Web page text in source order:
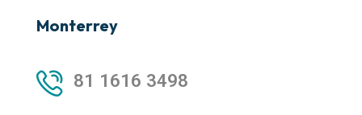
Monterrey
81 1616 3498